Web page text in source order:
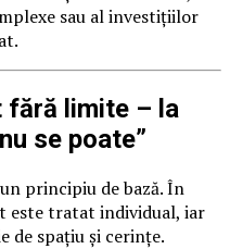
sau al investițiilor
fără limite – la
se poate”
principiu de bază. În
este tratat individual, iar
de spațiu și cerințe.